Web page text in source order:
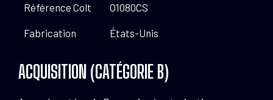
Référence Colt O1080CS
Fabrication États-Unis
ACQUISITION (CATÉGORIE B)